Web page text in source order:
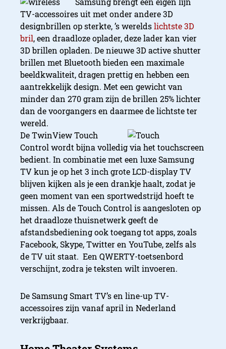
TV-accessoires uit met onder andere 3D
designbrillen op sterkte, ’s wereldslichtste 3D
bril, een draadloze oplader, deze lader kan vier
3D brillen opladen. De nieuwe 3D active shutter
brillen met Bluetooth bieden een maximale
beeldkwaliteit, dragen prettig en hebben een
aantrekkelijk design. Met een gewicht van
minder dan 270 gram zijn de brillen 25% lichter
dan de voorgangers en daarmee de lichtste ter
wereld.
De TwinView Touch
Control wordt bijna volledig via het touchscreen
bedient. In combinatie met een luxe Samsung
TV kun je op het 3 inch grote LCD-display TV
blijven kijken als je een drankje haalt, zodat je
geen moment van een sportwedstrijd hoeft te
missen. Als de Touch Control is aangesloten op
het draadloze thuisnetwerk geeft de
afstandsbediening ook toegang tot apps, zoals
Facebook, Skype, Twitter en YouTube, zelfs als
de TV uit staat. Een QWERTY-toetsenbord
verschijnt, zodra je teksten wilt invoeren.
De Samsung Smart TV’s en line-up TV-
accessoires zijn vanaf april in Nederland
verkrijgbaar.